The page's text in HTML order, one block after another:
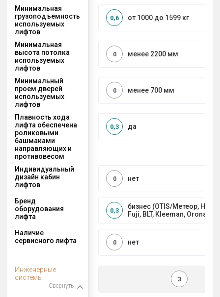
Минимальная
грузоподъемность
используемых
лифтов
от 1000 до 1599 кг
0,6
Минимальная
высота потолка
используемых
лифтов
менее 2200 мм
0
Минимальный
проем дверей
используемых
лифтов
менее 700 мм
0
Плавность хода
лифта обеспечена
роликовыми
башмаками
направляющих и
противовесом
да
0,3
Индивидуальный
дизайн кабин
лифтов
нет
0
Бренд
оборудования
лифта
бизнес (OTIS/Метеор,
Fuji, BLT, Kleeman, Orona)
0,3
Наличие
сервисного лифта
нет
0
Инженерные
системы
Свернуть
3